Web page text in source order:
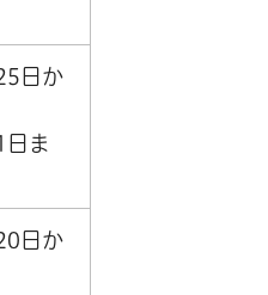
日か
ま
日か